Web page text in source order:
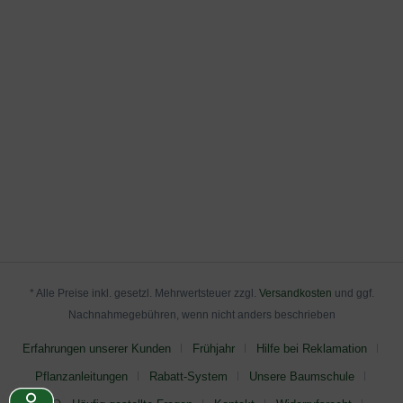
* Alle Preise inkl. gesetzl. Mehrwertsteuer zzgl. Versandkosten und ggf.
Nachnahmegebühren, wenn nicht anders beschrieben
Erfahrungen unserer Kunden Frühjahr Hilfe bei Reklamation
Pflanzanleitungen Rabatt-System Unsere Baumschule